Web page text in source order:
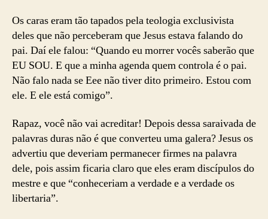
Os caras eram tão tapados pela teologia exclusivista
deles que não perceberam que Jesus estava falando do
pai. Daí ele falou: “Quando eu morrer vocês saberão que
EU SOU. E que a minha agenda quem controla é o pai.
Não falo nada se Eee não tiver dito primeiro. Estou com
ele. E ele está comigo”.
Rapaz, você não vai acreditar! Depois dessa saraivada de
palavras duras não é que converteu uma galera? Jesus os
advertiu que deveriam permanecer firmes na palavra
dele, pois assim ficaria claro que eles eram discípulos do
mestre e que “conheceriam a verdade e a verdade os
libertaria”.